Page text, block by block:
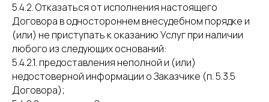
5.4.2. Отказаться от исполнения настоящего
Договора в одностороннем внесудебном порядке и
(или) не приступать к оказанию Услуг при наличии
любого из следующих оснований:
5.4.2.1. предоставления неполной и (или)
недостоверной информации о Заказчике (п. 5.3.5
Договора);